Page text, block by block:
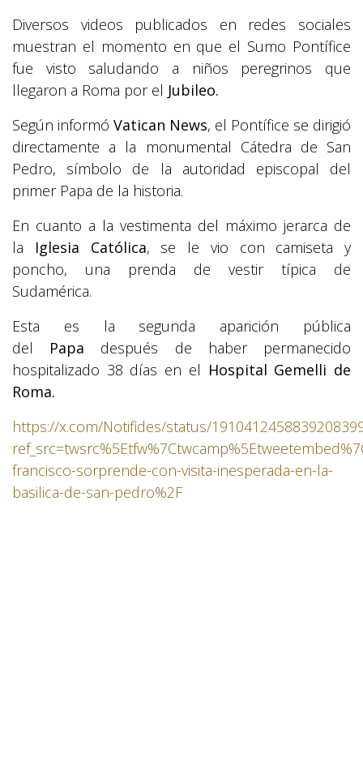
Diversos videos publicados en redes sociales
muestran el momento en que el Sumo Pontífice
fue visto saludando a niños peregrinos que
llegaron a Roma por el Jubileo.
Según informó Vatican News, el Pontífice se dirigió
directamente a la monumental Cátedra de San
Pedro, símbolo de la autoridad episcopal del
primer Papa de la historia.
En cuanto a la vestimenta del máximo jerarca de
la Iglesia Católica, se le vio con camiseta y
poncho, una prenda de vestir típica de
Sudamérica.
Esta es la segunda aparición pública
del Papa después de haber permanecido
hospitalizado 38 días en el Hospital Gemelli de
Roma.
https://x.com/Notifides/status/
francisco-sorprende-con-visita-inesperada-en-la-
basilica-de-san-pedro%2F